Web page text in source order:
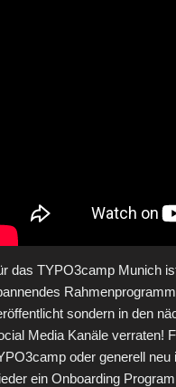
das TYPO3camp Munich
sondern in den
Media Kanäle verraten!
oder generell
ein Onboarding